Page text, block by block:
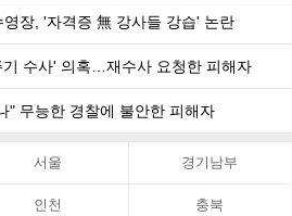
장, '자격증 無 강사들 강습' 논란
수사' 의혹…재수사 요청한 피해자
" 무능한 경찰에 불안한 피해자
서울 경기남부
인천 충북